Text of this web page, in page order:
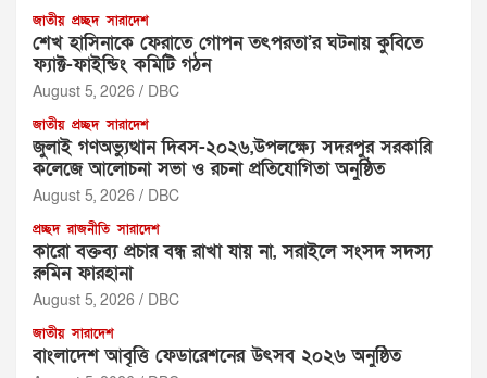
জাতীয় প্রচ্ছদ সারাদেশ
শেখ হাসিনাকে ফেরাতে গোপন তৎপরতা’র ঘটনায় কুবিতে
ফ্যাক্ট-ফাইন্ডিং কমিটি গঠন
August 5, 2026 DBC
জাতীয় প্রচ্ছদ সারাদেশ
জুলাই গণঅভ্যুত্থান দিবস-২০২৬,উপলক্ষ্যে সদরপুর সরকারি
কলেজে আলোচনা সভা ও রচনা প্রতিযোগিতা অনুষ্ঠিত
August 5, 2026 DBC
প্রচ্ছদ রাজনীতি সারাদেশ
‎কারো বক্তব্য প্রচার বন্ধ রাখা যায় না, সরাইলে সংসদ সদস্য
রুমিন ফারহানা ‎ ‎
August 5, 2026 DBC
জাতীয় সারাদেশ
বাংলাদেশ আবৃত্তি ফেডারেশনের উৎসব ২০২৬ অনুষ্ঠিত